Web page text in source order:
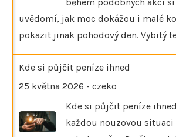
uvědomí, jak moc dokážou i malé
pokazit jinak pohodový den. Vybitý
Kde si půjčit peníze ihned
25 května 2026 - czeko
Kde si půjčit peníze
každou nouzovou situaci